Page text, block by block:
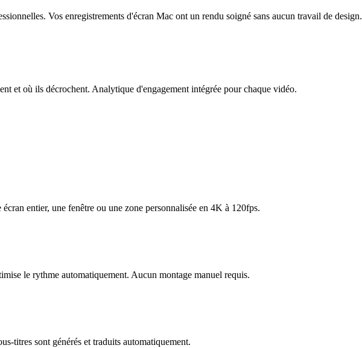
Vos enregistrements d'écran Mac ont un rendu soigné sans aucun travail de design.
et où ils décrochent. Analytique d'engagement intégrée pour chaque vidéo.
entier, une fenêtre ou une zone personnalisée en 4K à 120fps.
le rythme automatiquement. Aucun montage manuel requis.
titres sont générés et traduits automatiquement.